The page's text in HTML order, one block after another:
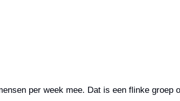
per week mee. Dat is een flinke groep